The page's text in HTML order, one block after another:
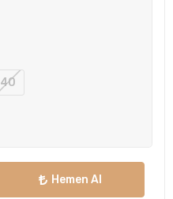
40
Hemen Al